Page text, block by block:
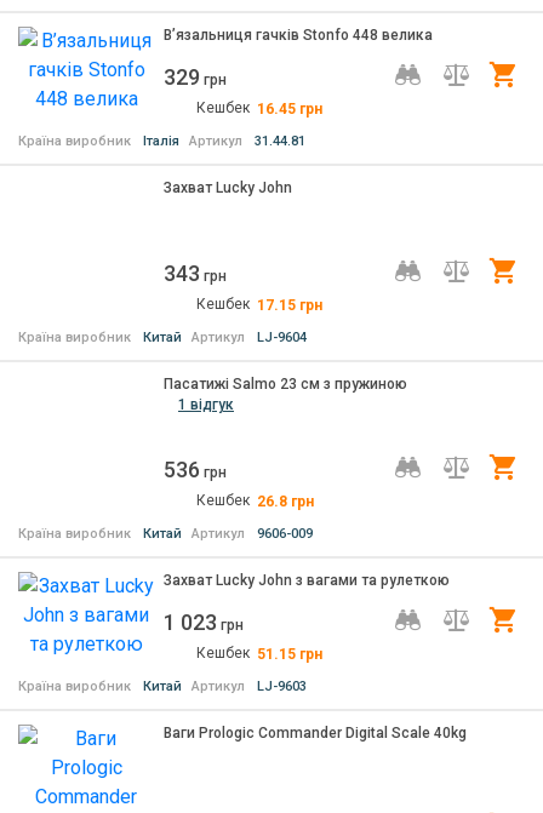
В’язальниця гачків Stonfo 448 велика
329 грн
Кешбек 16.45 грн
Країна виробник Італія Артикул 31.44.81
Захват Lucky John
343 грн
Кешбек 17.15 грн
Країна виробник Китай Артикул LJ-9604
1 відгук
Пасатижi Salmo 23 см з пружиною
536 грн
Кешбек 26.8 грн
Країна виробник Китай Артикул 9606-009
Захват Lucky John з вагами та рулеткою
1 023 грн
Кешбек 51.15 грн
Країна виробник Китай Артикул LJ-9603
Ваги Prologic Commander Digital Scale 40kg